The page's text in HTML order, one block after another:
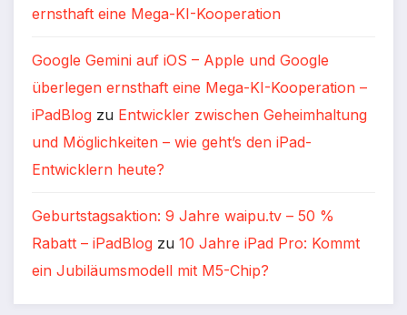
ernsthaft eine Mega-KI-Kooperation
Google Gemini auf iOS – Apple und Google
überlegen ernsthaft eine Mega-KI-Kooperation –
iPadBlog zu Entwickler zwischen Geheimhaltung
und Möglichkeiten – wie geht’s den iPad-
Entwicklern heute?
Geburtstagsaktion: 9 Jahre waipu.tv – 50 %
Rabatt – iPadBlog zu 10 Jahre iPad Pro: Kommt
ein Jubiläumsmodell mit M5-Chip?